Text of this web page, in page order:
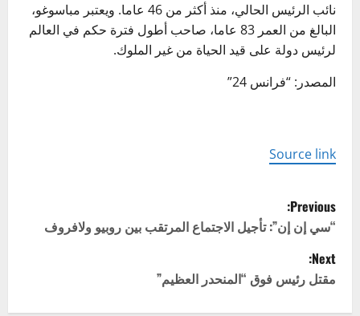
نائب الرئيس الحالي، منذ أكثر من 46 عاما. ويعتبر مباسوغو،
البالغ من العمر 83 عاما، صاحب أطول فترة حكم في العالم
لرئيس دولة على قيد الحياة من غير الملوك.
المصدر: “فرانس 24”
Source link
P
o
s
Previous:
“سي إن إن”: تأجيل الاجتماع المرتقب بين روبيو ولافروف
Next:
مقتل رئيس فوق “المنحدر العظيم”